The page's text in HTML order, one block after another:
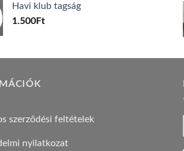
600Ft.100Ft.
Havi klub tagság
1.500Ft
szerződési feltételek
nyilatkozat